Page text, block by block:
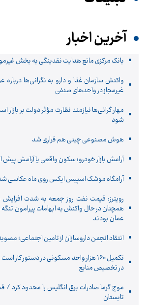
آخرین اخبار
بانک مرکزی مانع هدایت نقدینگی به بخش
واکنش سازمان غذا و دارو به نگرانی‌ها درباره
غیرمجاز در واحدهای صنفی
مهار گرانی‌ها نیازمند نظارت مؤثر دولت بر
شود
هوش مصنوعی چینی هم فراری شد
آرامش بازار خودرو؛ سکون واقعی یا آرامش
آرامگاه موشک اسپیس ایکس روی ماه عکاسی
رویترز: قیمت نفت روز جمعه به شدت افزایش
همچنان در حال واکنش به ابهامات پیرامون تنگه
عمان بودند
انتقاد انجمن داروسازان از تامین اجتماعی؛
تکمیل ۱۶۰ هزار واحد مسکونی در دستور
در تخصیص منابع
موج گرما صادرات برق انگلیس را محدود کرد /
تابستان